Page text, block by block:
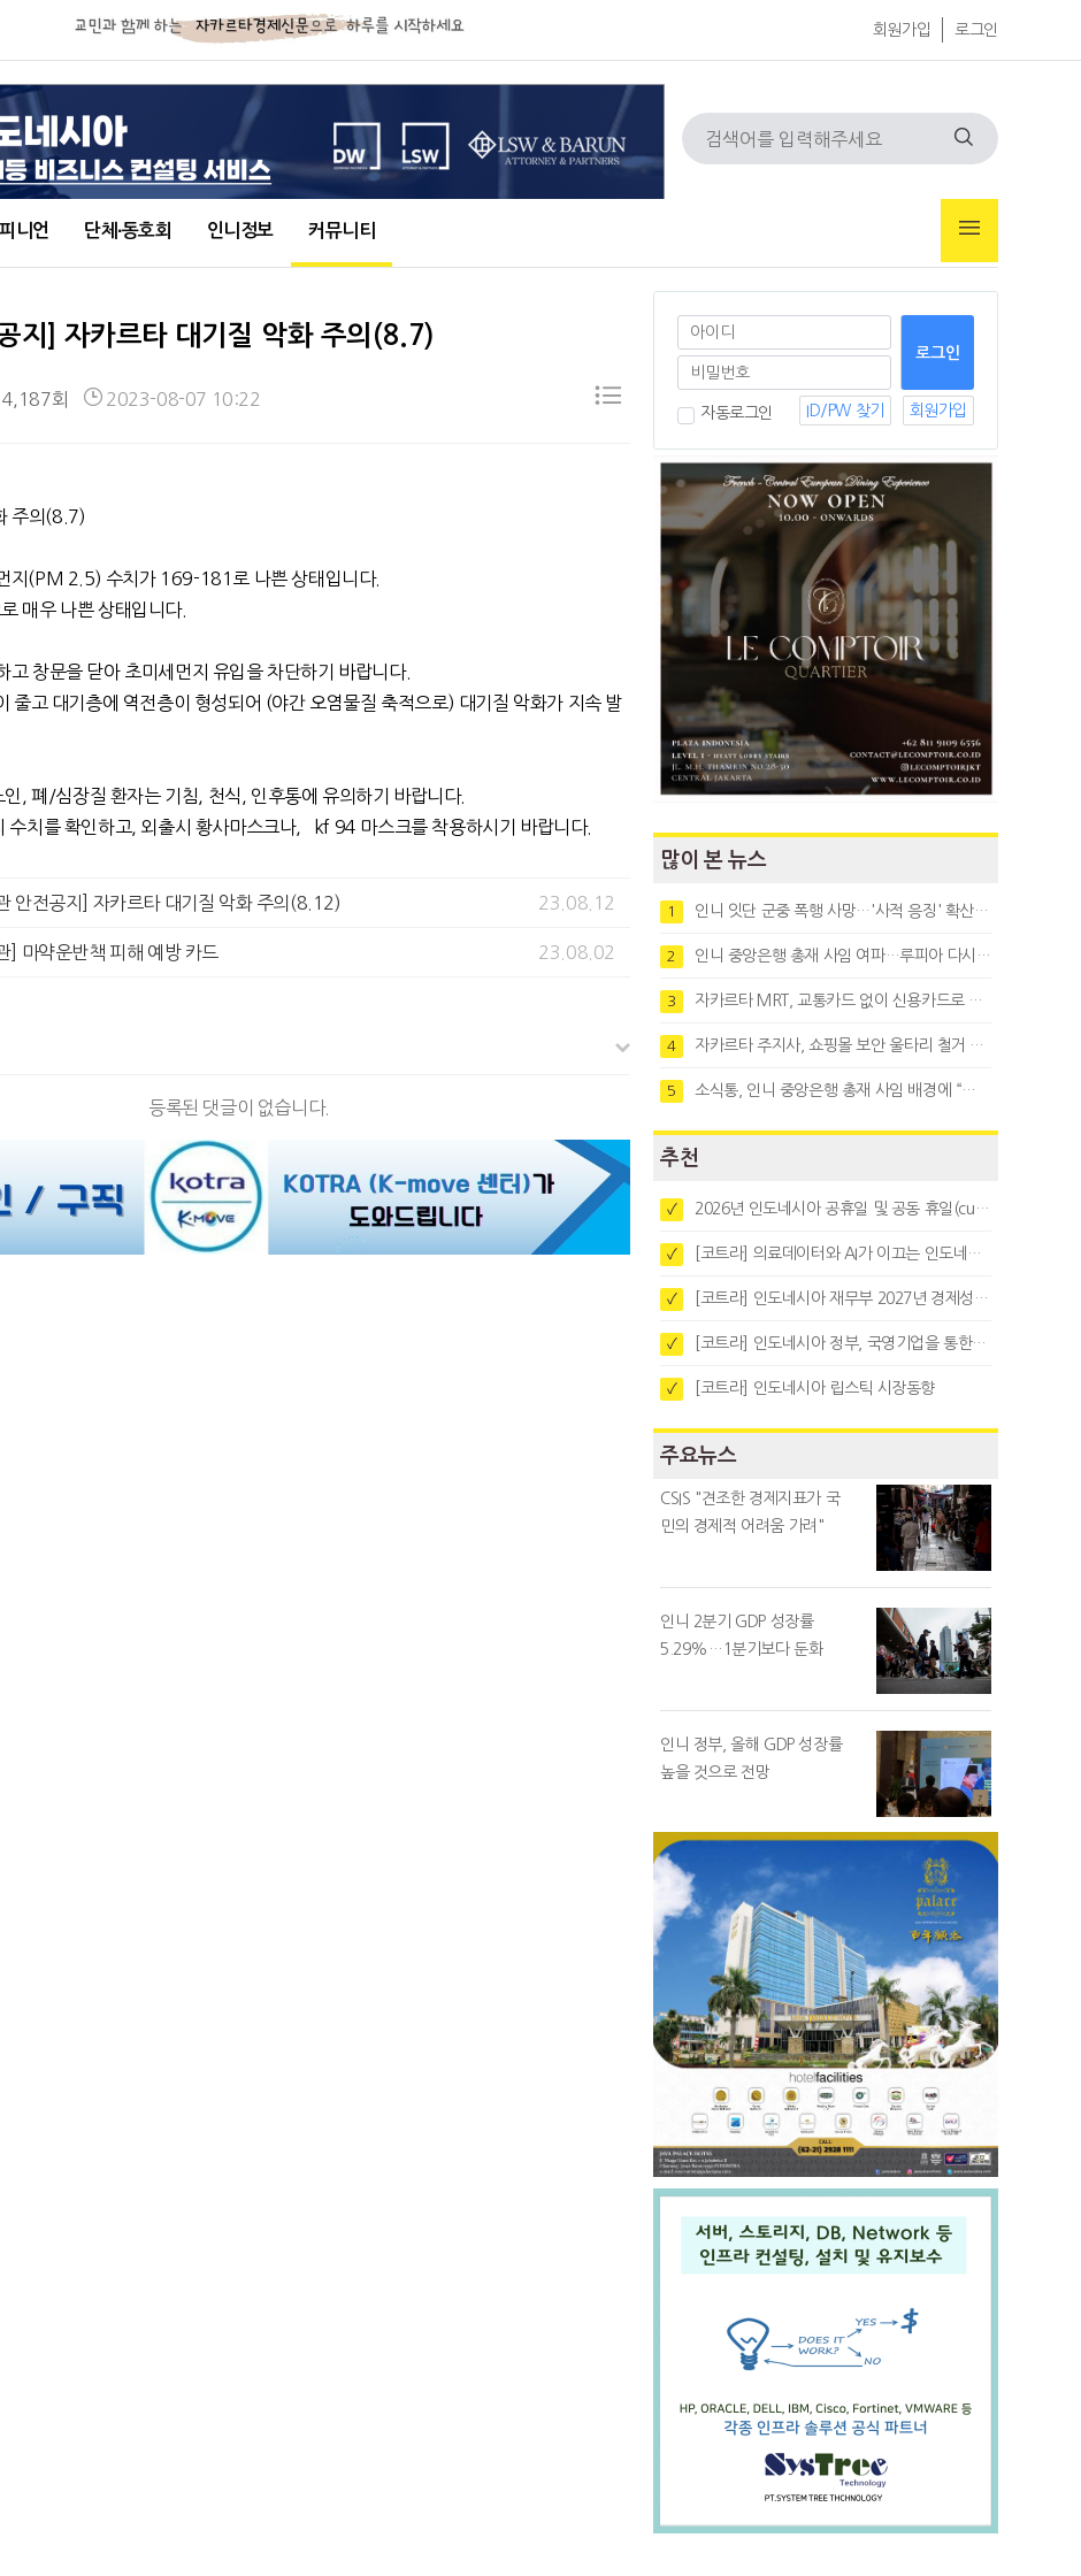
회원가입 로그인
니언 단체∙동호회 인니정보 커뮤니티
지] 자카르타 대기질 악화 주의(8.7)
4,187회 2023-08-07 10:22
주의(8.7)
지(PM 2.5) 수치가 169-181로 나쁜 상태입니다.
매우 나쁜 상태입니다.
고 창문을 닫아 초미세먼지 유입을 차단하기 바랍니다.
줄고 대기층에 역전층이 형성되어 (야간 오염물질 축적으로) 대기질 악화가 지속 발
, 폐/심장질 환자는 기침, 천식, 인후통에 유의하기 바랍니다.
수치를 확인하고, 외출시 황사마스크나, kf 94 마스크를 착용하시기 바랍니다.
안전공지] 자카르타 대기질 악화 주의(8.12) 23.08.12
] 마약운반책 피해 예방 카드 23.08.02
등록된 댓글이 없습니다.
자동로그인 ID/PW 찾기 회원가입
많이 본 뉴스
1 인니 잇단 군중 폭행 사망…'사적 응징' 확산에 법치 우려
2 인니 중앙은행 총재 사임 여파…루피아 다시 1만8천대로 약세
3 자카르타 MRT, 교통카드 없이 신용카드로 바로 탄다
4 자카르타 주지사, 쇼핑몰 보안 울타리 철거 요청…"치안 문제없다"
5 소식통, 인니 중앙은행 총재 사임 배경에 “정부와 정책 갈등"
추천
✓ 2026년 인도네시아 공휴일 및 공동 휴일(cuti bersama)
✓ [코트라] 의료데이터와 AI가 이끄는 인도네시아 디지털 헬스케어 시장 트렌드
✓ [코트라] 인도네시아 재무부 2027년 경제성장 전망 및 목표 발표
✓ [코트라] 인도네시아 정부, 국영기업을 통한 석탄·팜유·합금철 수출 중앙집중화 추진
✓ [코트라] 인도네시아 립스틱 시장동향
주요뉴스
CSIS "견조한 경제지표가 국
민의 경제적 어려움 가려"
인니 2분기 GDP 성장률
5.29%…1분기보다 둔화
인니 정부, 올해 GDP 성장률
높을 것으로 전망